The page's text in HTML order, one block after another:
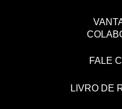
FALE
LIVRO DE